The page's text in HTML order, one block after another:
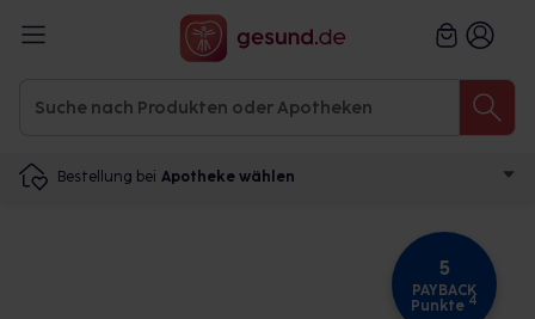
Bestellung bei Apotheke wählen
5
PAYBACK
Punkte 4